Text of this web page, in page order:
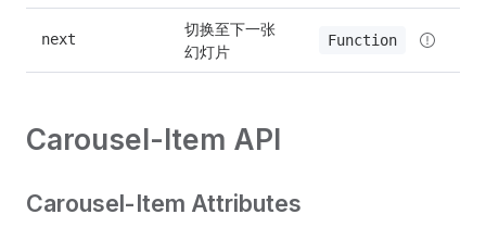
next
切换至下一张
幻灯片
Function
Carousel-Item API
Carousel-Item Attributes